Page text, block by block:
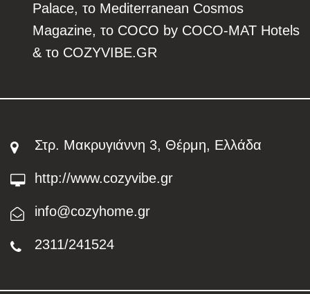
Palace, το Mediterranean Cosmos
Magazine, το COCO by COCO-MAT Hotels
& τo COZYVIBE.GR
Στρ. Μακρυγιάννη 3, Θέρμη, Ελλάδα
http://www.cozyvibe.gr
info@cozyhome.gr
2311/241524